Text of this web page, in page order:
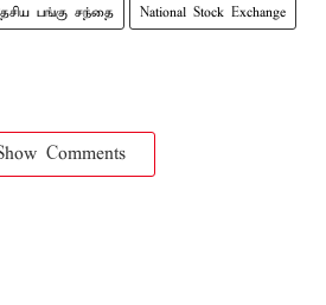
பங்கு சந்தை National Stock Exchange
Comments